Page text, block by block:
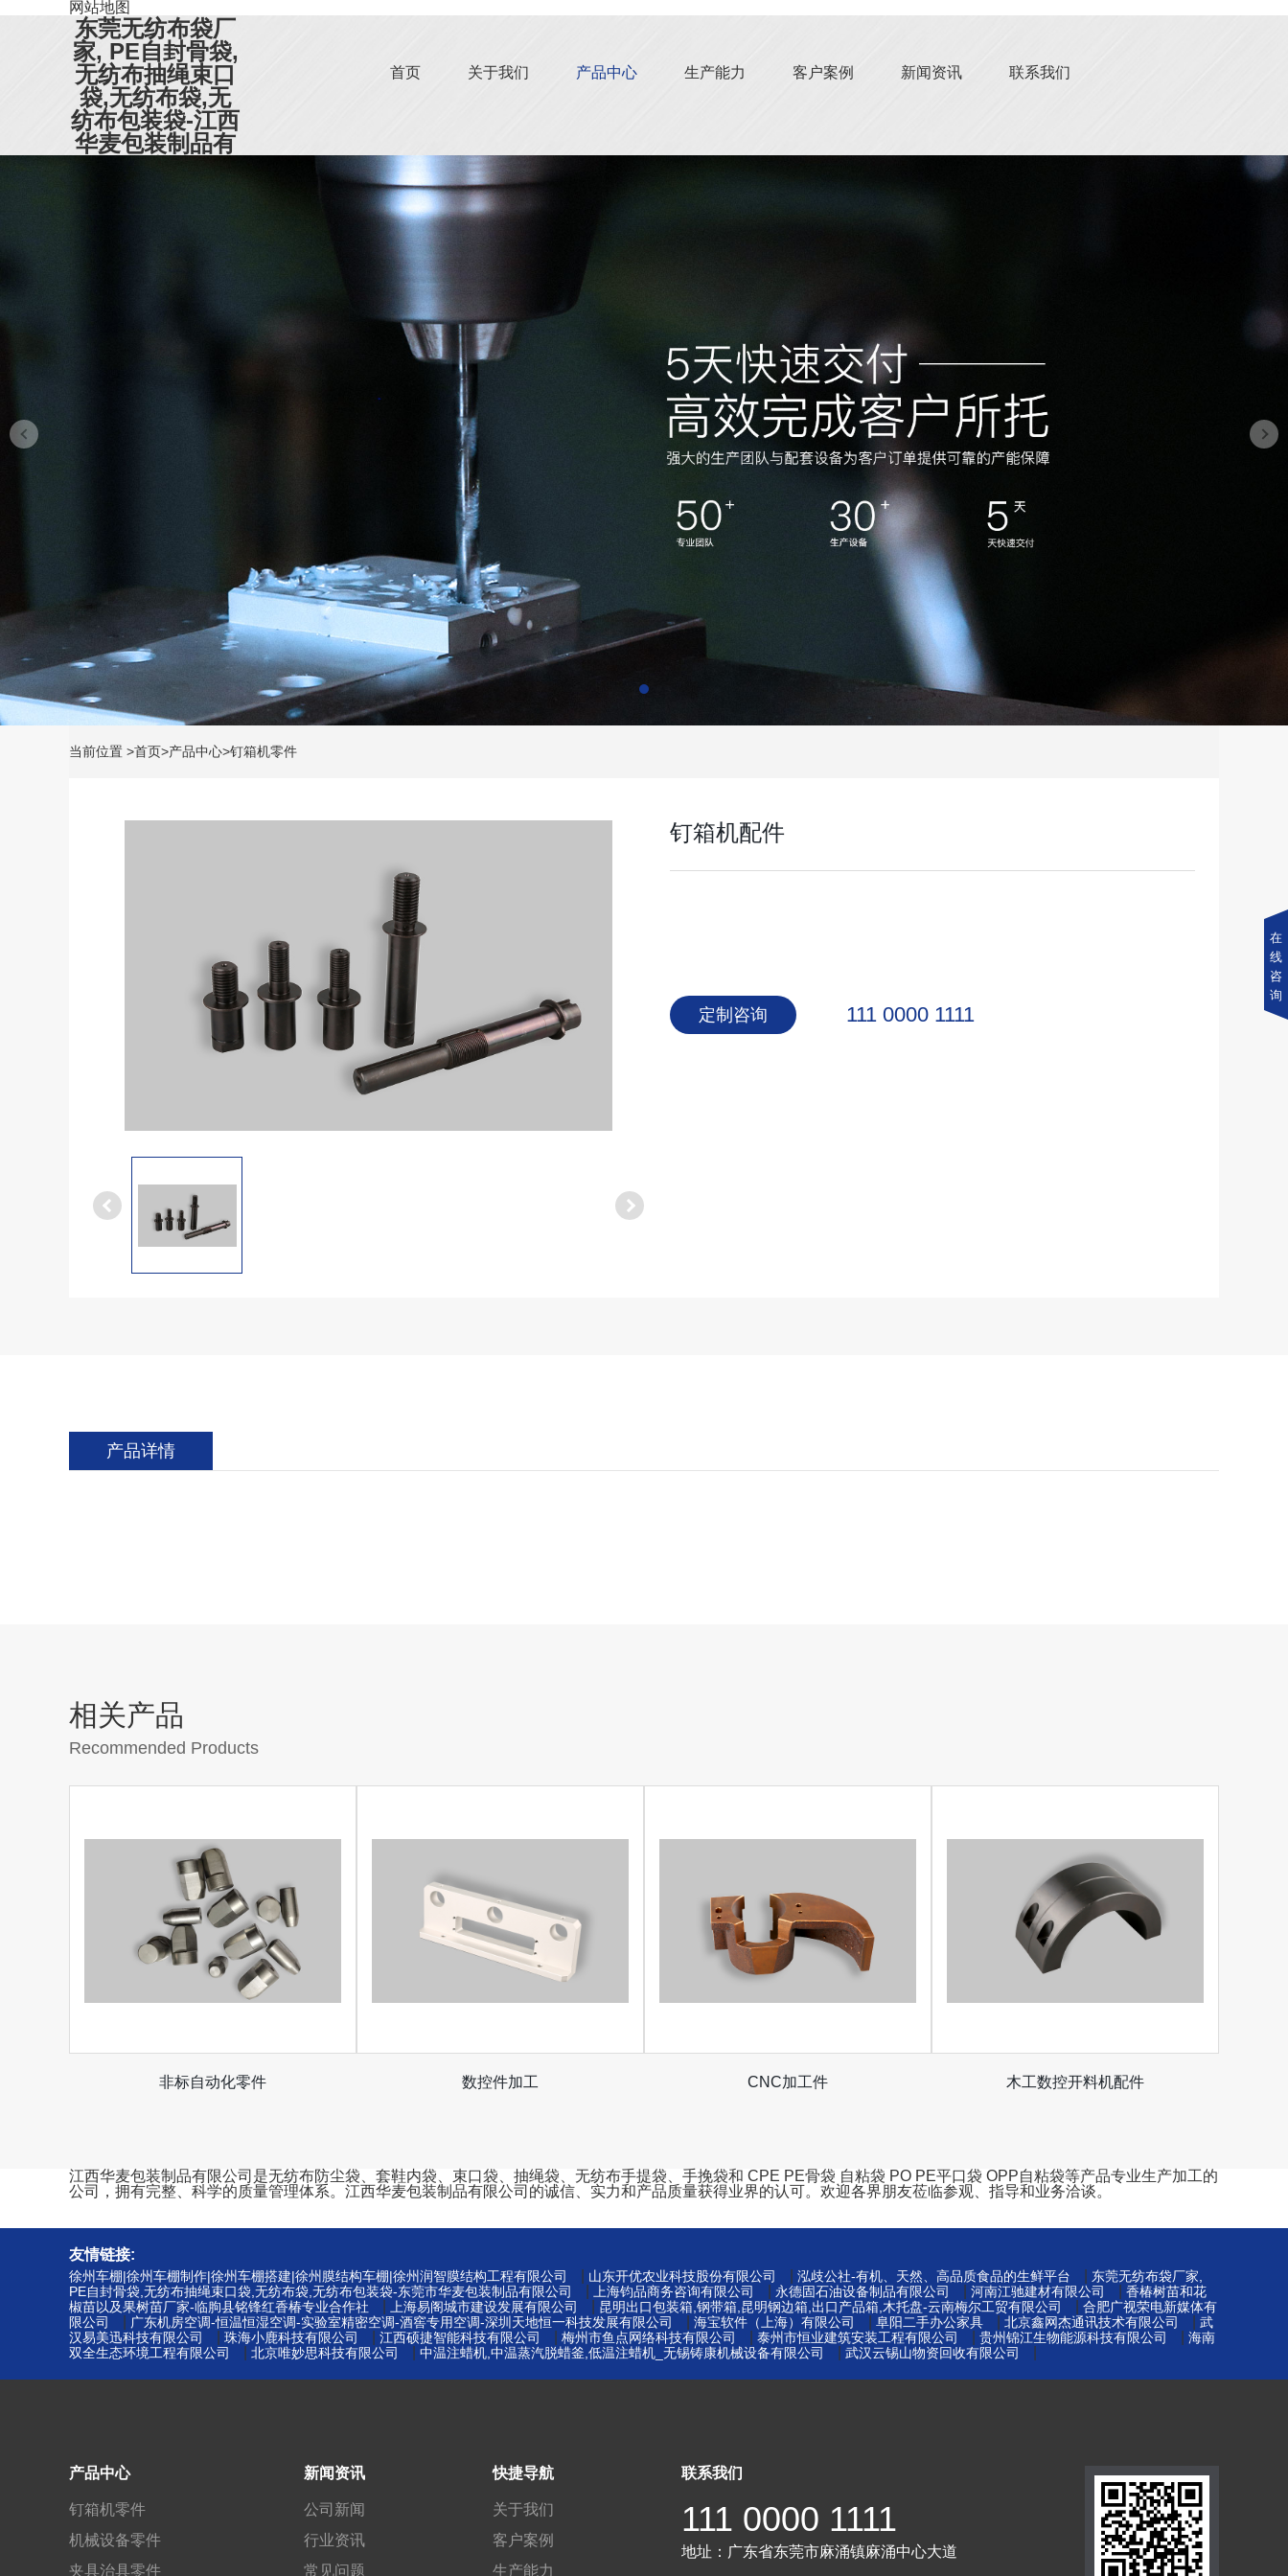
网站地图
东莞无纺布袋厂
家, PE自封骨袋,
无纺布抽绳束口
袋,无纺布袋,无
纺布包装袋-江西
华麦包装制品有
首页 关于我们 产品中心 生产能力 客户案例 新闻资讯 联系我们
当前位置 >首页>产品中心>钉箱机零件
钉箱机配件
定制咨询 111 0000 1111
产品详情
相关产品
Recommended Products
非标自动化零件 数控件加工 CNC加工件 木工数控开料机配件
江西华麦包装制品有限公司是无纺布防尘袋、套鞋内袋、束口袋、抽绳袋、无纺布手提袋、手挽袋和 CPE PE骨袋 自粘袋 PO PE平口袋 OPP自粘袋等产品专业生产加工的
公司，拥有完整、科学的质量管理体系。江西华麦包装制品有限公司的诚信、实力和产品质量获得业界的认可。欢迎各界朋友莅临参观、指导和业务洽谈。
友情链接:
徐州车棚|徐州车棚制作|徐州车棚搭建|徐州膜结构车棚|徐州润智膜结构工程有限公司 山东开优农业科技股份有限公司 泓歧公社-有机、天然、高品质食品的生鲜平台
东莞无纺布袋厂家,
PE自封骨袋,无纺布抽绳束口袋,无纺布袋,无纺布包装袋-东莞市华麦包装制品有限公司
上海钧品商务咨询有限公司 永德固石油设备制品有限公司 河南江驰建材有限公司
香椿树苗和花
椒苗以及果树苗厂家-临朐县铭锋红香椿专业合作社
上海易阁城市建设发展有限公司 昆明出口包装箱,钢带箱,昆明钢边箱,出口产品箱,木托盘-云南梅尔工贸有限公司
合肥广视荣电新媒体有
限公司
广东机房空调-恒温恒湿空调-实验室精密空调-酒窖专用空调-深圳天地恒一科技发展有限公司 海宝软件（上海）有限公司 阜阳二手办公家具 北京鑫网杰通讯技术有限公司
武
汉易美迅科技有限公司
珠海小鹿科技有限公司 江西硕捷智能科技有限公司 梅州市鱼点网络科技有限公司 泰州市恒业建筑安装工程有限公司 贵州锦江生物能源科技有限公司
海南
双全生态环境工程有限公司
北京唯妙思科技有限公司 中温注蜡机,中温蒸汽脱蜡釜,低温注蜡机_无锡铸康机械设备有限公司 武汉云锡山物资回收有限公司
产品中心
钉箱机零件
机械设备零件
夹具治具零件
新闻资讯
公司新闻
行业资讯
常见问题
快捷导航
关于我们
客户案例
生产能力
联系我们
111 0000 1111
地址： 广东省东莞市麻涌镇麻涌中心大道
在
线
咨
询